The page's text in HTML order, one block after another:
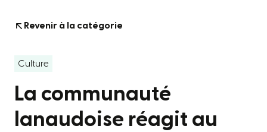
Revenir à la catégorie
Culture
La communauté
lanaudoise réagit au